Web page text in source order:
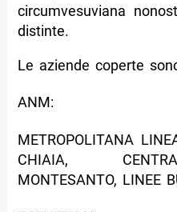
circumvesuviana
distinte.
Le aziende coperte
ANM:
METROPOLITANA
CHIAIA,
MONTESANTO, LINEE